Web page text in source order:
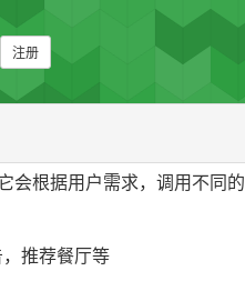
注册
根据用户需求，调用不同的
推荐餐厅等